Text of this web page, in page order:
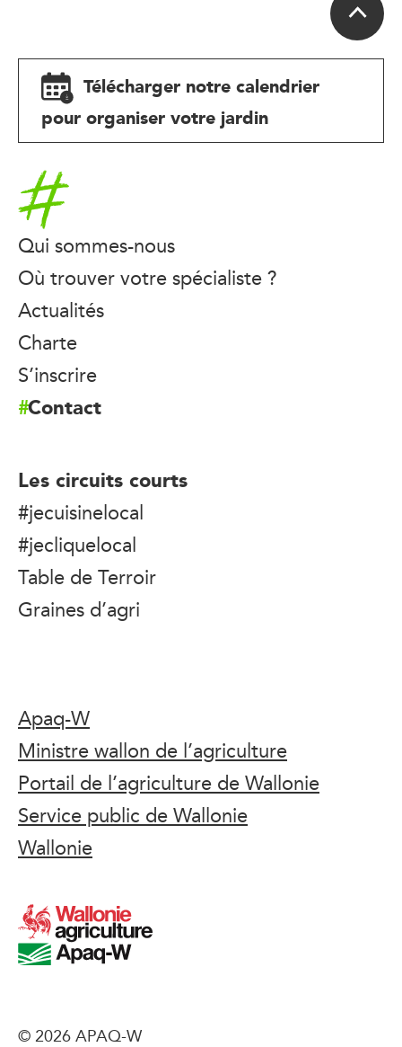
Télécharger notre calendrier
pour organiser votre jardin
Accueil
Qui sommes-nous
Où trouver votre spécialiste ?
Actualités
Charte
S’inscrire
Contact
Les circuits courts
#jecuisinelocal
#jecliquelocal
Table de Terroir
Graines d’agri
Apaq-W
Ministre wallon de l’agriculture
Portail de l’agriculture de Wallonie
Service public de Wallonie
Wallonie
© 2026 APAQ-W